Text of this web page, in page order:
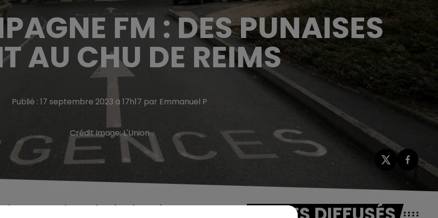
FM : DES PUNAISES
AU CHU DE REIMS
Publié : 17 septembre 2023 à 17h17 par Emmanuel P
Crédit image:L'Union
urgences du CHU de Reims, les patients sont